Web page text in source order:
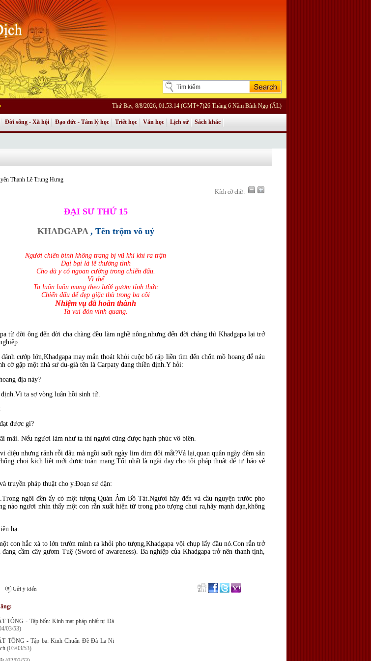
Thứ Bảy, 8/8/2026, 01:53:14 (GMT+7)26 Tháng 6 Năm Bính Ngọ (ÂL)
Đời sống - Xã hội Đạo đức - Tâm lý học Triết học Văn học Lịch sử Sách khác
Thạnh Lê Trung Hưng
Kích cỡ chữ:
ÐẠI SƯ THỨ 15
KHADGAPA , Tên trộm vô uý
Người chiến binh không trang bị vũ khí khi ra trận
Ðại bại là lẽ thường tình
Cho dù y có ngoan cường trong chiến đấu.
Vì thế
Ta luôn luôn mang theo lưỡi gươm tỉnh thức
Chiến đấu để dẹp giặc thù trong ba cõi
Nhiệm vụ đã hoàn thành
Ta vui đón vinh quang.
từ đời ông đến đời cha chàng đều làm nghề nông,nhưng đến đời chàng thì Khadgapa lại trở
cướp lớn,Khadgapa may mắn thoát khỏi cuộc bố ráp liền tìm đến chốn mồ hoang để náu
cờ gặp một nhà sư du-già tên là Carpaty đang thiền định.Y hỏi:
địa này?
ta sợ vòng luân hồi sinh tử.
được gì?
mãi. Nếu ngươi làm như ta thì ngươi cũng được hạnh phúc vô biên.
diệu nhưng rảnh rỗi đâu mà ngồi suốt ngày lim dim đôi mắt?Vả lại,quan quân ngày đêm săn
chọi kịch liệt mới được toàn mạng.Tốt nhất là ngài dạy cho tôi pháp thuật để tự bảo vệ
truyền pháp thuật cho y.Ðoạn sư dặn:
ngôi đền ấy có một tượng Quán Âm Bồ Tát.Ngươi hãy đến và cầu nguyện trước pho
nào ngươi nhìn thấy một con rắn xuất hiện từ trong pho tượng chui ra,hãy mạnh dạn,không
hạ.
con hắc xà to lớn trườn mình ra khỏi pho tượng,Khadgapa vội chụp lấy đầu nó.Con rắn trở
cầm cây gươm Tuệ (Sword of awareness). Ba nghiệp của Khadgapa trở nên thanh tịnh,
Gửi ý kiến
TÔNG - Tập bốn: Kinh mạt pháp nhất tự Đà
03/53)
TÔNG - Tập ba: Kinh Chuẩn Đề Đà La Ni
(03/03/53)